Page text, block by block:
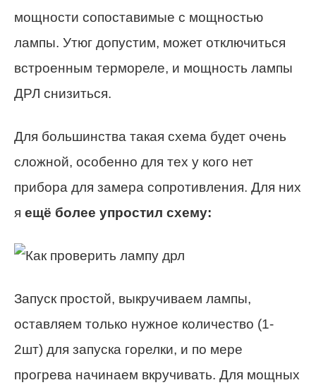
мощности сопоставимые с мощностью
лампы. Утюг допустим, может отключиться
встроенным термореле, и мощность лампы
ДРЛ снизиться.
Для большинства такая схема будет очень
сложной, особенно для тех у кого нет
прибора для замера сопротивления. Для них
я ещё более упростил схему:
Запуск простой, выкручиваем лампы,
оставляем только нужное количество (1-
2шт) для запуска горелки, и по мере
прогрева начинаем вкручивать. Для мощных